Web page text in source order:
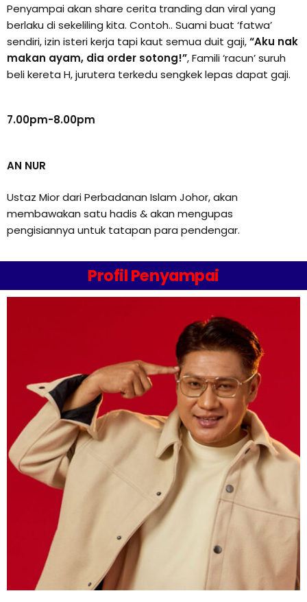
Penyampai akan share cerita tranding dan viral yang
berlaku di sekeliling kita. Contoh.. Suami buat ‘fatwa’
sendiri, izin isteri kerja tapi kaut semua duit gaji,“Aku nak
makan ayam, dia order sotong!”, Famili ‘racun’ suruh
beli kereta H, jurutera terkedu sengkek lepas dapat gaji.
7.00pm-8.00pm
AN NUR
Ustaz Mior dari Perbadanan Islam Johor, akan
membawakan satu hadis & akan mengupas
pengisiannya untuk tatapan para pendengar.
Profil Penyampai